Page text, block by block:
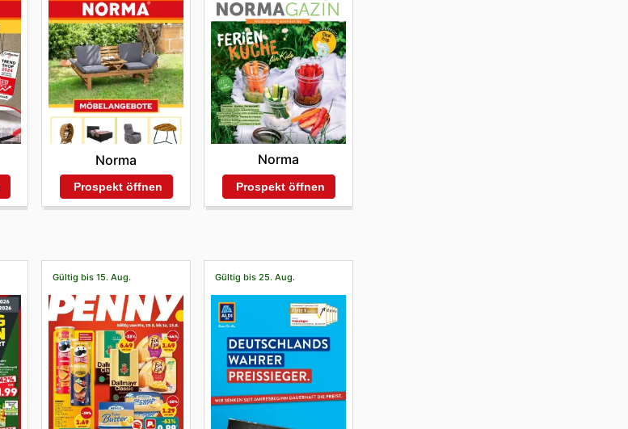
Norma
Prospekt öffnen
Norma
Prospekt öffnen
Gültig bis 15. Aug. Gültig bis 25. Aug.